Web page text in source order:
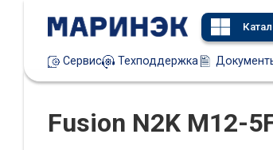
Сервис Техподдержка
Fusion N2K M12-